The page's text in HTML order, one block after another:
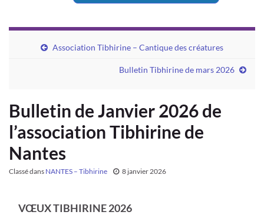
Association Tibhirine – Cantique des créatures
Bulletin Tibhirine de mars 2026
Bulletin de Janvier 2026 de
l’association Tibhirine de
Nantes
Classé dans NANTES – Tibhirine 8 janvier 2026
VŒUX TIBHIRINE 2026